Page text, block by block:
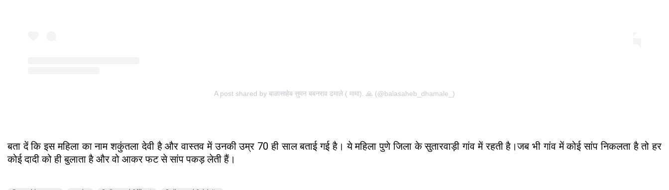
A post shared by बाळासाहेब सुमन बबनराव ढमाले ( मामा). 🙏 (@balasaheb_dhamale_)
बता दें कि इस महिला का नाम शकुंतला देवी है और वास्तव में उनकी उम्र 70 ही साल बताई गई है। ये महिला पुणे जिला के सुतारवाड़ी गांव में रहती है।जब भी गांव में कोई सांप निकलता है तो हर
कोई दादी को ही बुलाता है और वो आकर फट से सांप पकड़ लेती हैं।